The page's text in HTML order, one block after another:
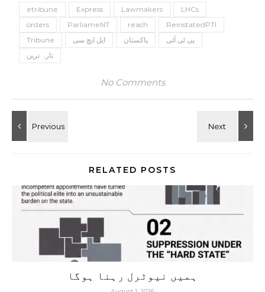
etribune Express Lawmakers
LHCs
orders
ParliameNT reach
ReinstatedPTI
Tribune
ایل ایچ سی پاکستان
پی ٹی آئی
تازہ ترین
No Comments
RELATED POSTS
ہمیں نیوٹرل رہنا ہوگا